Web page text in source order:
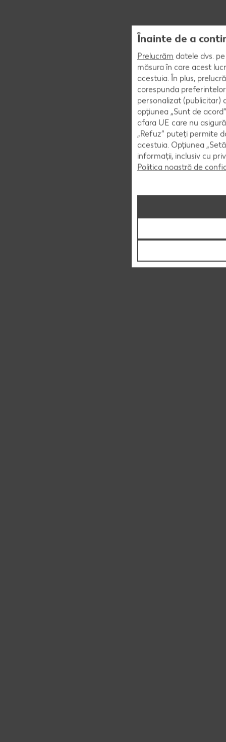
Înainte de a
Prelucrăm datele dvs.
măsura în care acest
acestuia. În plus,
corespunda
personalizat (publicitar)
opțiunea „Sunt de
afara UE care nu
„Refuz” puteți permite
acestuia. Opțiunea
informații, inclusiv cu
Politica noastră de